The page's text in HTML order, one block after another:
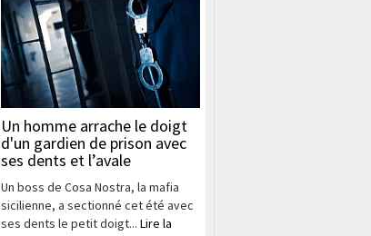
Un homme arrache le doigt
d'un gardien de prison avec
ses dents et l’avale
Un boss de Cosa Nostra, la mafia
sicilienne, a sectionné cet été avec
ses dents le petit doigt... Lire la